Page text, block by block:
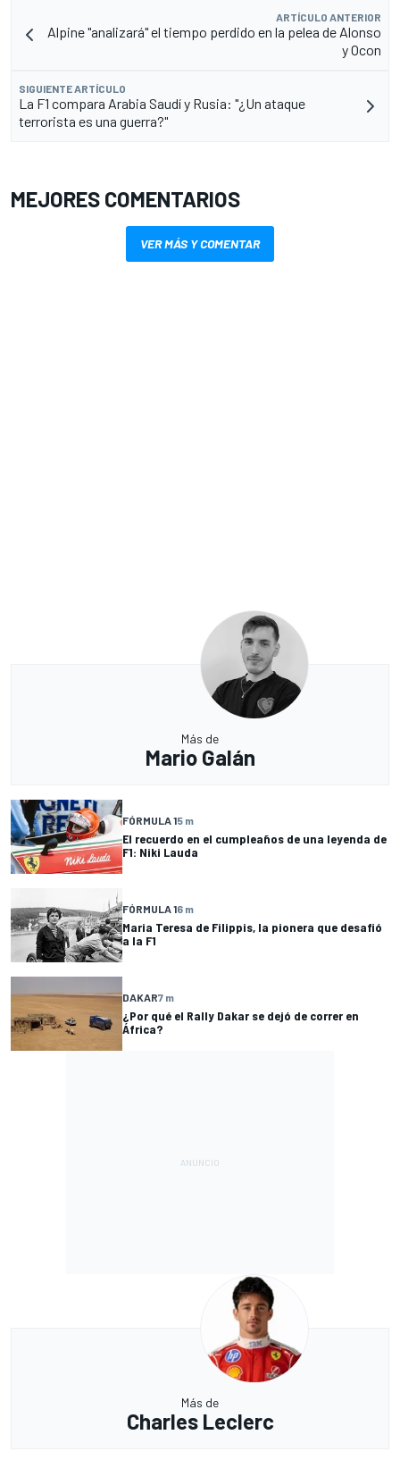
ARTÍCULO ANTERIOR
Alpine "analizará" el tiempo perdido en la pelea de Alonso
y Ocon
SIGUIENTE ARTÍCULO
La F1 compara Arabia Saudí y Rusia: "¿Un ataque
terrorista es una guerra?"
MEJORES COMENTARIOS
VER MÁS Y COMENTAR
Más de
Mario Galán
FÓRMULA 15 m
El recuerdo en el cumpleaños de una leyenda de
F1: Niki Lauda
FÓRMULA 16 m
Maria Teresa de Filippis, la pionera que desafió
a la F1
DAKAR7 m
¿Por qué el Rally Dakar se dejó de correr en
África?
Más de
Charles Leclerc